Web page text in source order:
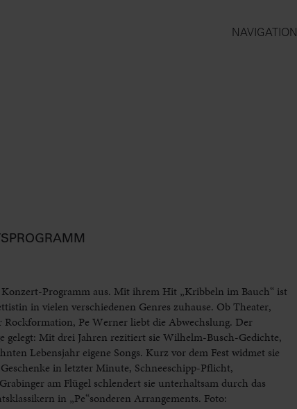
NAVIGATION
Programm aus. Mit ihrem Hit „Kribbeln im Bauch“ ist
in vielen verschiedenen Genres zuhause. Ob Theater,
Pe Werner liebt die Abwechslung. Der
gelegt: Mit drei Jahren rezitiert sie Wilhelm-Busch-Gedichte,
Lebensjahr eigene Songs. Kurz vor dem Fest widmet sie
in letzter Minute, Schneeschipp-Pflicht,
am Flügel schlendert sie unterhaltsam durch das
in „Pe“sonderen Arrangements. Foto: